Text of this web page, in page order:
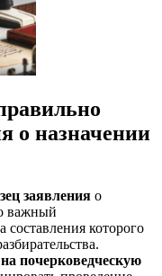
о назначении
заявления о
важный
составления которого
почерковедческую